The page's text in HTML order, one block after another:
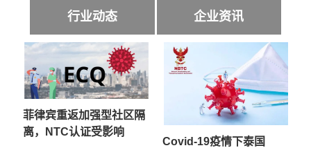
行业动态 企业资讯
菲律宾重返加强型社区隔
离，NTC认证受影响
Covid-19疫情下泰国